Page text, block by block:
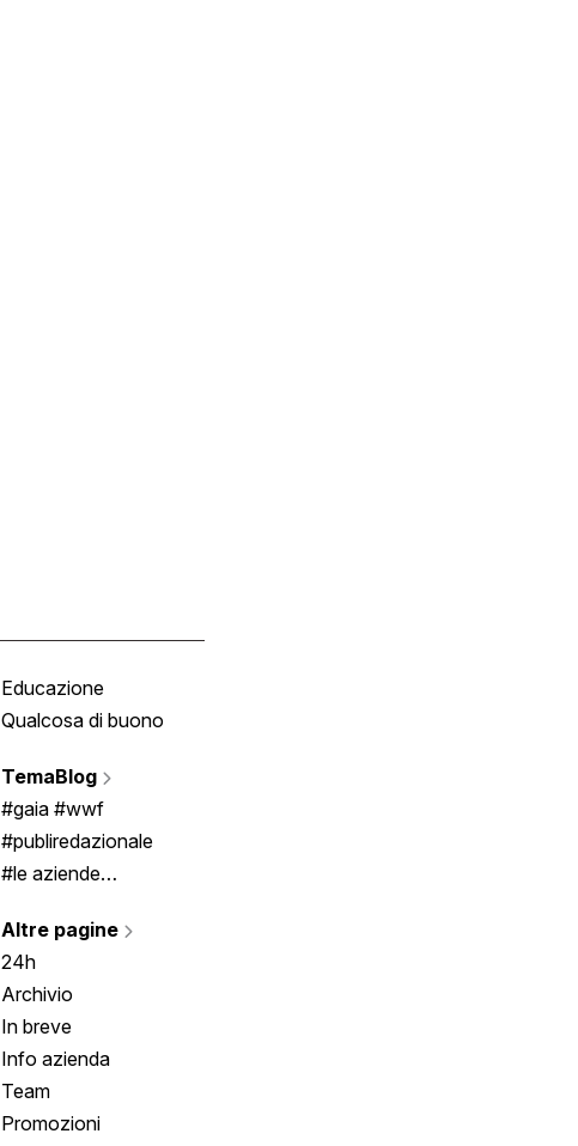
Educazione
Qualcosa di buono
TemaBlog
#gaia #wwf
#publiredazionale
#le aziende
Altre pagine
24h
Archivio
In breve
Info azienda
Team
Promozioni